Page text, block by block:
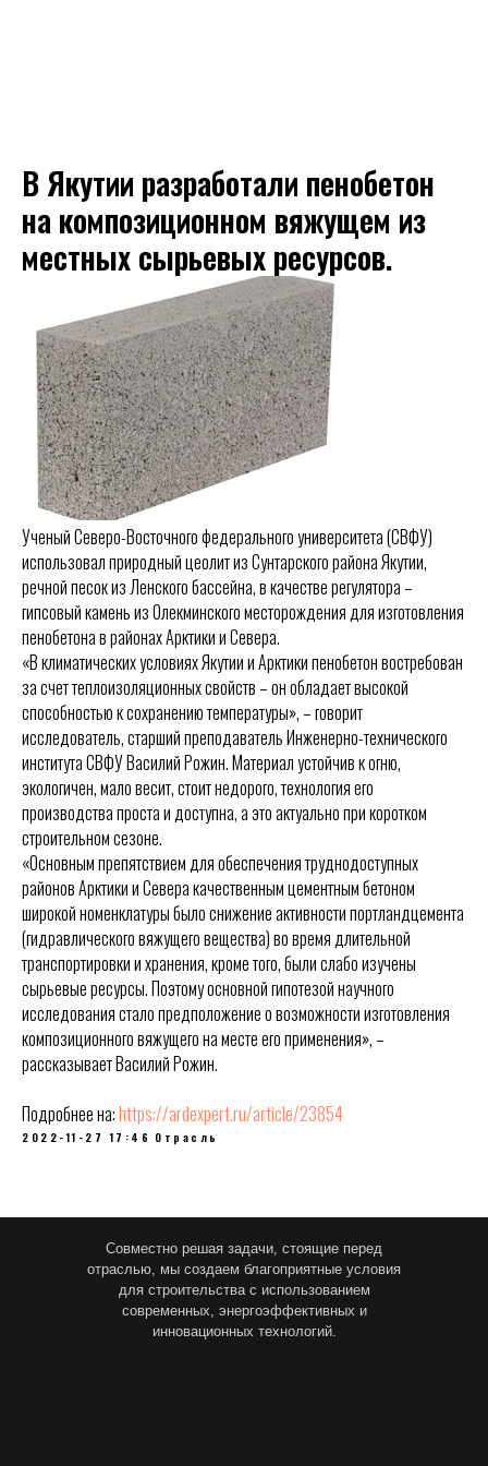
В Якутии разработали пенобетон
на композиционном вяжущем из
местных сырьевых ресурсов.
Ученый Северо-Восточного федерального университета (СВФУ)
использовал природный цеолит из Сунтарского района Якутии,
речной песок из Ленского бассейна, в качестве регулятора –
гипсовый камень из Олекминского месторождения для изготовления
пенобетона в районах Арктики и Севера.
«В климатических условиях Якутии и Арктики пенобетон востребован
за счет теплоизоляционных свойств – он обладает высокой
способностью к сохранению температуры», – говорит
исследователь, старший преподаватель Инженерно-технического
института СВФУ Василий Рожин. Материал устойчив к огню,
экологичен, мало весит, стоит недорого, технология его
производства проста и доступна, а это актуально при коротком
строительном сезоне.
«Основным препятствием для обеспечения труднодоступных
районов Арктики и Севера качественным цементным бетоном
широкой номенклатуры было снижение активности портландцемента
(гидравлического вяжущего вещества) во время длительной
транспортировки и хранения, кроме того, были слабо изучены
сырьевые ресурсы. Поэтому основной гипотезой научного
исследования стало предположение о возможности изготовления
композиционного вяжущего на месте его применения», –
рассказывает Василий Рожин.
Подробнее на:https://ardexpert.ru/article/23854
2022-11-27 17:46 Отрасль
Совместно решая задачи, стоящие перед
отраслью, мы создаем благоприятные условия
для строительства с использованием
современных, энергоэффективных и
инновационных технологий.